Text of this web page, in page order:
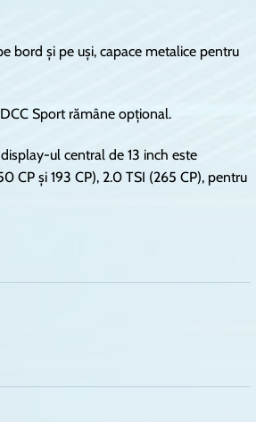
bord și pe uși, capace metalice pentru
Sport rămâne opțional.
ul central de 13 inch este
CP și 193 CP), 2.0 TSI (265 CP), pentru